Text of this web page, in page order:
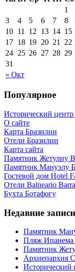
« Окт
1
3
4 5 6 7 8
10 11 12 13 14 15
17 18 19 20 21 22
24 25 26 27 28 29
31
Популярное
Исторический
О сайте
Карта Бразилии
Отели Бразилии
Карта сайта
Памятник Жетулиу
Памятник Мануэлу
Гостевой дом Hotel
Отели Balneario
Бухта Ботафогу
Недавние записи
Памятник
Пляж Ипанема
Памятник
Архиепархия
Исторический